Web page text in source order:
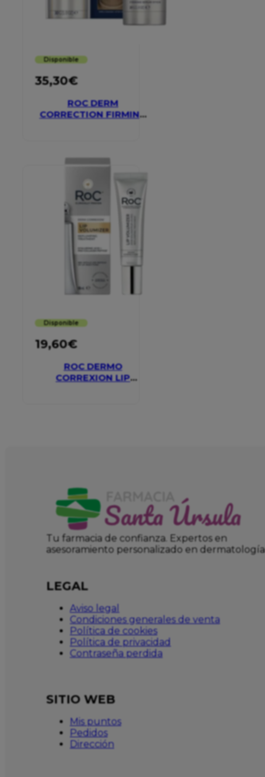
Disponible
35,30€
ROC DERM
CORRECTION FIRMING
Disponible
19,60€
ROC DERMO
CORREXION LIP
Tu farmacia de confianza. Expertos en
asesoramiento personalizado en dermatología
LEGAL
Aviso legal
Condiciones generales de venta
Política de cookies
Política de privacidad
Contraseña perdida
SITIO WEB
Mis puntos
Pedidos
Dirección